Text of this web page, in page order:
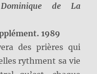
Dominique de La
1989
des prières qui
rythment sa vie